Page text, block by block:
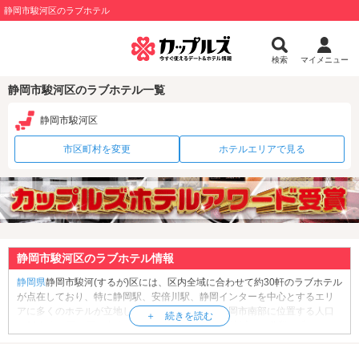
静岡市駿河区のラブホテル
検索 マイメニュー
静岡市駿河区のラブホテル一覧
静岡市駿河区
市区町村を変更 ホテルエリアで見る
静岡市駿河区のラブホテル情報
静岡県静岡市駿河(するが)区には、区内全域に合わせて約30軒のラブホテル
が点在しており、特に静岡駅、安倍川駅、静岡インターを中心とするエリ
アに多くのホテルが立地しています。駿河区は静岡市南部に位置する人口
約21万人の区。区の中央には安倍川が流れ、その流域では農業が盛んで